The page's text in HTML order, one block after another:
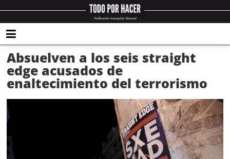
Absuelven a los seis straight
edge acusados de
enaltecimiento del terrorismo